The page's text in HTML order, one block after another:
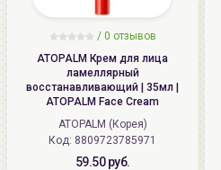
/ 0 отзывов
ATOPALM Крем для лица
ламеллярный
восстанавливающий | 35мл |
ATOPALM Face Cream
ATOPALM (Корея)
Код: 8809723785971
59.50 руб.